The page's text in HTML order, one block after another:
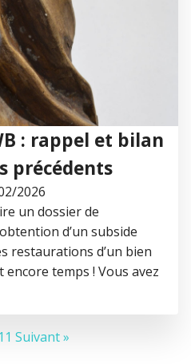
: rappel et bilan
précédents
2026
un dossier de
d’un subside
restaurations d’un bien
temps ! Vous avez
11 Suivant »